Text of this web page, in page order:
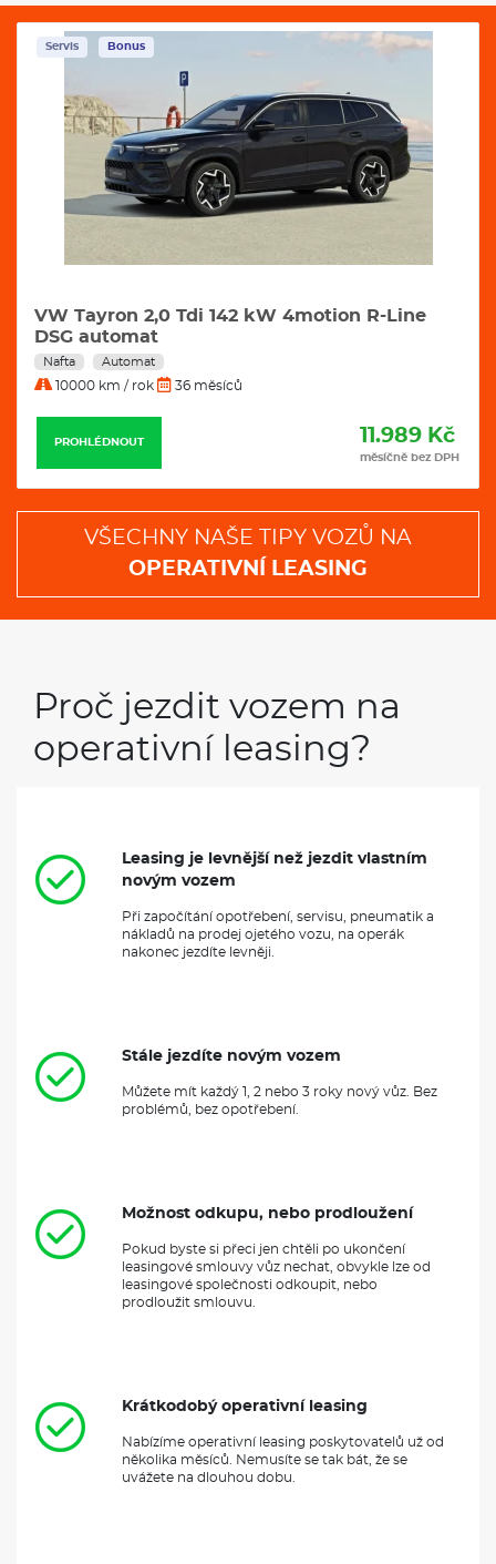
Servis Bonus
VW Tayron 2,0 Tdi 142 kW 4motion R-Line
DSG automat
Nafta Automat
10000 km / rok 36 měsíců
PROHLÉDNOUT 11.989 Kč
měsíčně bez DPH
VŠECHNY NAŠE TIPY VOZŮ NA
OPERATIVNÍ LEASING
Proč jezdit vozem na
operativní leasing?
Leasing je levnější než jezdit vlastním
novým vozem
Při započítání opotřebení, servisu, pneumatik a
nákladů na prodej ojetého vozu, na operák
nakonec jezdíte levněji.
Stále jezdíte novým vozem
Můžete mít každý 1, 2 nebo 3 roky nový vůz. Bez
problémů, bez opotřebení.
Možnost odkupu, nebo prodloužení
Pokud byste si přeci jen chtěli po ukončení
leasingové smlouvy vůz nechat, obvykle lze od
leasingové společnosti odkoupit, nebo
prodloužit smlouvu.
Krátkodobý operativní leasing
Nabízíme operativní leasing poskytovatelů už od
několika měsíců. Nemusíte se tak bát, že se
uvážete na dlouhou dobu.